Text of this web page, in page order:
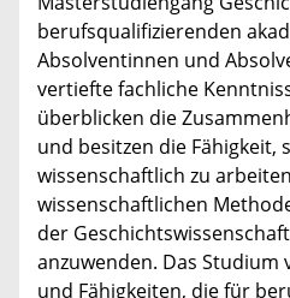
berufsqualifizierenden
Absolventinnen und
vertiefte fachliche
überblicken die
und besitzen die Fähigkeit,
wissenschaftlich zu
wissenschaftlichen
der
anzuwenden. Das
und Fähigkeiten, die für